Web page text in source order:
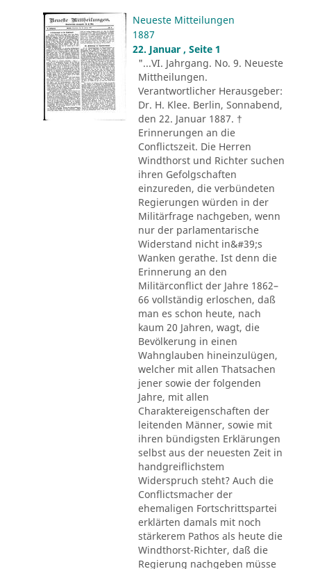
Neueste Mitteilungen
1887
22. Januar , Seite 1
"...VI. Jahrgang. No. 9. Neueste
Mittheilungen.
Verantwortlicher Herausgeber:
Dr. H. Klee. Berlin, Sonnabend,
den 22. Januar 1887. †
Erinnerungen an die
Conflictszeit. Die Herren
Windthorst und Richter suchen
ihren Gefolgschaften
einzureden, die verbündeten
Regierungen würden in der
Militärfrage nachgeben, wenn
nur der parlamentarische
Widerstand nicht in&#39;s
Wanken gerathe. Ist denn die
Erinnerung an den
Militärconflict der Jahre 1862–
66 vollständig erloschen, daß
man es schon heute, nach
kaum 20 Jahren, wagt, die
Bevölkerung in einen
Wahnglauben hineinzulügen,
welcher mit allen Thatsachen
jener sowie der folgenden
Jahre, mit allen
Charaktereigenschaften der
leitenden Männer, sowie mit
ihren bündigsten Erklärungen
selbst aus der neuesten Zeit in
handgreiflichstem
Widerspruch steht? Auch die
Conflictsmacher der
ehemaligen Fortschrittspartei
erklärten damals mit noch
stärkerem Pathos als heute die
Windthorst-Richter, daß die
Regierung nachgeben müsse